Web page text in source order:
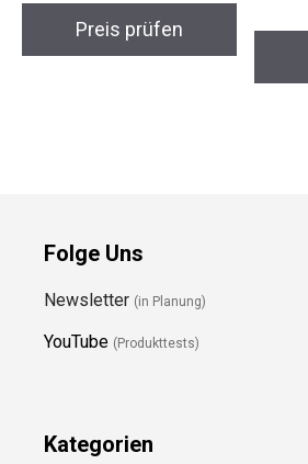
Preis prüfen
Folge Uns
Newsletter (in Planung)
YouTube (Produkttests)
Kategorien